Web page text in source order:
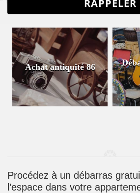
Achat antiquité 86
Procédez à un débarras
l’espace dans votre